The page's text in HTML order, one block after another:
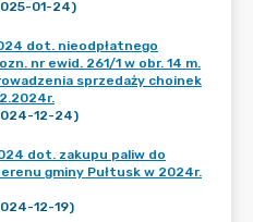
01-24)
dot. nieodpłatnego
nr ewid. 261/1 w obr. 14 m.
sprzedaży choinek
12-24)
dot. zakupu paliw do
gminy Pułtusk w 2024r.
12-19)